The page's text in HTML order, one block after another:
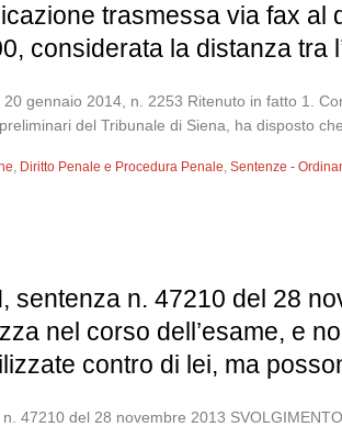
trasmessa via fax al
considerata la distanza tra
gennaio 2014, n. 2253 Ritenuto in fatto 1.
del Tribunale di Siena, ha disposto
, Diritto Penale e Procedura Penale,Sentenze -
sentenza n. 47210 del 28
nel corso dell’esame, e
contro di lei, ma
47210 del 28 novembre 2013